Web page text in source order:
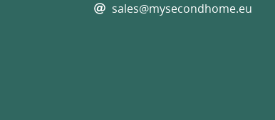
sales@mysecondhome.eu